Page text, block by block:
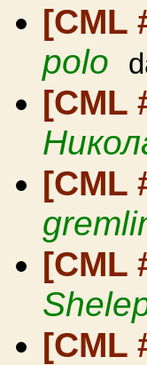
[CML
polo
[CML
[CML
[CML
[CML